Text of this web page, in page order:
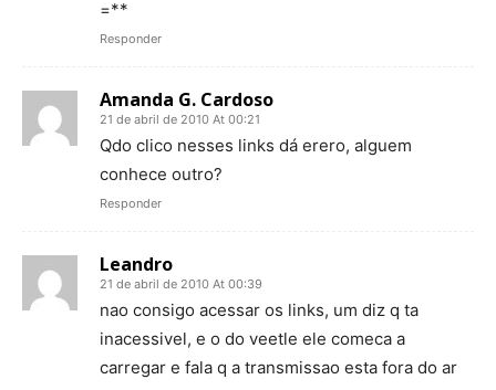
=**
Responder
Amanda G. Cardoso
21 de abril de 2010 At 00:21
Qdo clico nesses links dá erero, alguem
conhece outro?
Responder
Leandro
21 de abril de 2010 At 00:39
nao consigo acessar os links, um diz q ta
inacessivel, e o do veetle ele comeca a
carregar e fala q a transmissao esta fora do ar